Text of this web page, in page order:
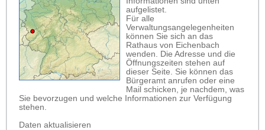
aufgelistet.
Für alle
Verwaltungsangelegenheiten
können Sie sich an das
Rathaus von Eichenbach
wenden. Die Adresse und die
Öffnungszeiten stehen auf
dieser Seite. Sie können das
Bürgeramt anrufen oder eine
Mail schicken, je nachdem, was
Sie bevorzugen und welche Informationen zur Verfügung
stehen.
Daten aktualisieren